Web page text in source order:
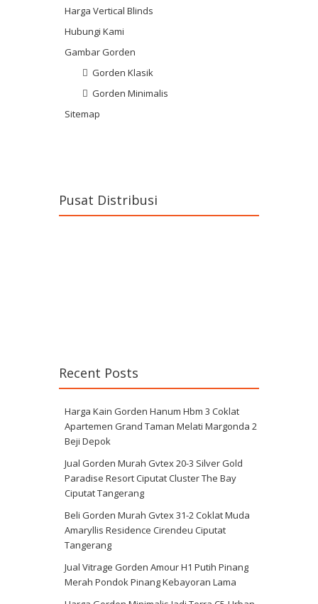
Harga Vertical Blinds
Hubungi Kami
Gambar Gorden
Gorden Klasik
Gorden Minimalis
Sitemap
Pusat Distribusi
Recent Posts
Harga Kain Gorden Hanum Hbm 3 Coklat
Apartemen Grand Taman Melati Margonda 2
Beji Depok
Jual Gorden Murah Gvtex 20-3 Silver Gold
Paradise Resort Ciputat Cluster The Bay
Ciputat Tangerang
Beli Gorden Murah Gvtex 31-2 Coklat Muda
Amaryllis Residence Cirendeu Ciputat
Tangerang
Jual Vitrage Gorden Amour H1 Putih Pinang
Merah Pondok Pinang Kebayoran Lama